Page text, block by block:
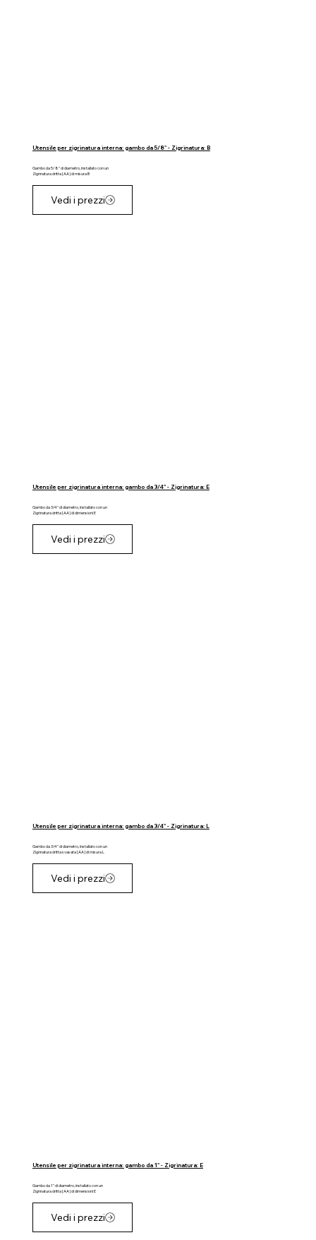
Utensile per zigrinatura interna: gambo da 5/8" - Zigrinatura: B
Gambo da 5/8" di diametro, installato con un
Zigrinatura dritta [AA] di misura B
Vedi i prezzi
Utensile per zigrinatura interna: gambo da 3/4" - Zigrinatura: E
Gambo da 3/4" di diametro, installato con un
Zigrinatura dritta [AA] di dimensioni E
Vedi i prezzi
Utensile per zigrinatura interna: gambo da 3/4" - Zigrinatura: L
Gambo da 3/4" di diametro, installato con un
Zigrinatura dritta svasata [AA] di misura L
Vedi i prezzi
Utensile per zigrinatura interna: gambo da 1" - Zigrinatura: E
Gambo da 1" di diametro, installato con un
Zigrinatura dritta [AA] di dimensioni E
Vedi i prezzi